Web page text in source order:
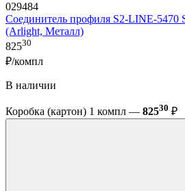
029484
Соединитель профиля S2-LINE-5470
(Arlight, Металл)
82530
₽/компл
В наличии
Коробка (картон) 1 компл — 82530 ₽